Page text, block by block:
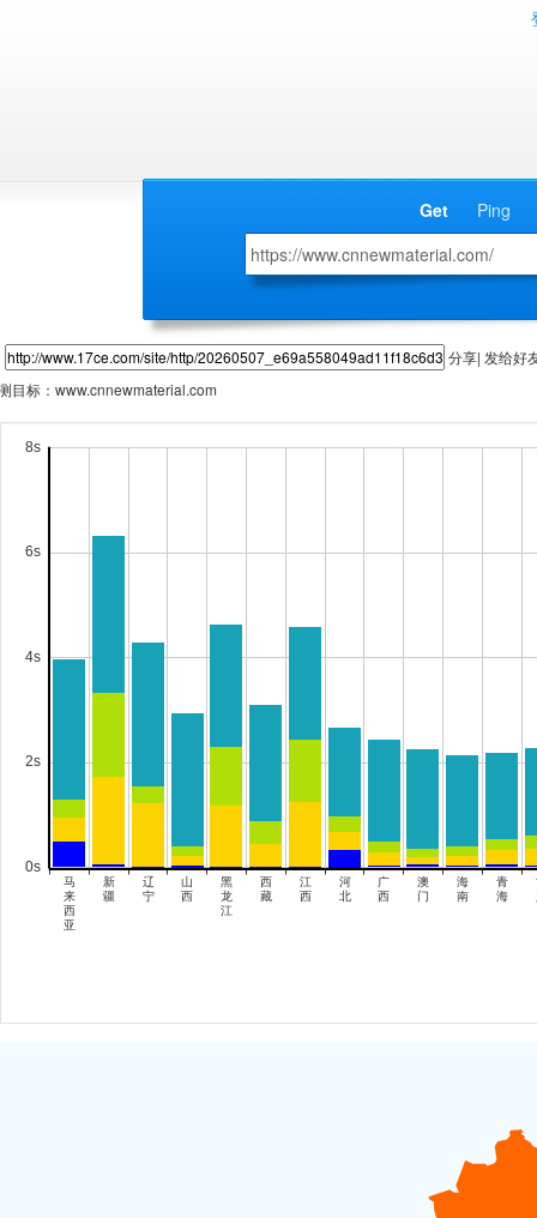
Get Ping
分享| 发给好
目标： www.cnnewmaterial.com